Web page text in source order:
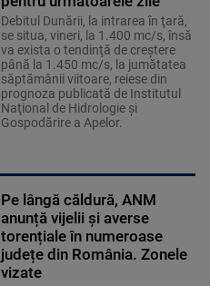
Debitul Dunării, la intrarea în ţară,
se situa, vineri, la 1.400 mc/s, însă
va exista o tendinţă de creştere
până la 1.450 mc/s, la jumătatea
săptămânii viitoare, reiese din
prognoza publicată de Institutul
Naţional de Hidrologie şi
Gospodărire a Apelor.
Pe lângă căldură, ANM
anunță vijelii și averse
torențiale în numeroase
județe din România. Zonele
vizate